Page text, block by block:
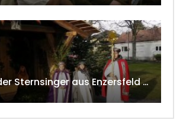
Grüße der Sternsinger aus Enzersfeld – Klein-Engersdorf 2021 w4tv169